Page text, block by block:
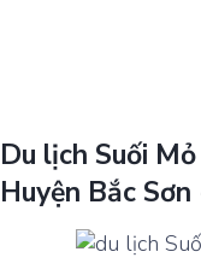
Du lịch Suối
Huyện Bắc